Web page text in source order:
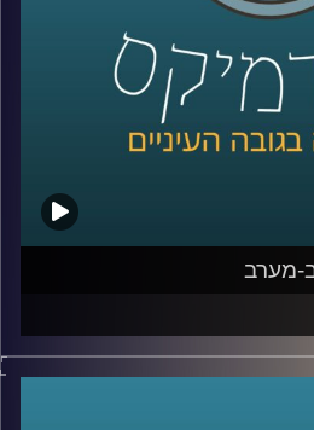
– "קול ודממה", "בת שבע",
"להקת המחול
מי שרדה, מי לוטשה, מי
ללמד אותנו?
מערב
התנגשו זו בזו ותיארו, כל